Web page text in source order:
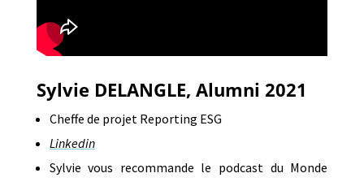
Sylvie DELANGLE, Alumni 2021
Cheffe de projet Reporting ESG
Linkedin
Sylvie vous recommande le podcast du Monde